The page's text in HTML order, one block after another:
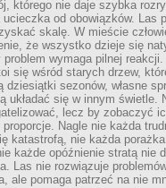
którego nie daje szybka
ucieczka od obowiązków. Las
skalę. W mieście
że wszystko dzieje się
problem wymaga pilnej reakcji.
się wśród starych drzew,
dziesiątki sezonów, własne
układać się w innym świetle.
lecz by zobaczyć
proporcje. Nagle nie każda
katastrofą, nie każda
każde opóźnienie stratą nie
Las nie rozwiązuje
ale pomaga patrzeć na nie